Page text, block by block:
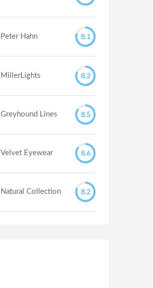
Peter Hahn 8.1
MillerLights 8.2
Greyhound Lines 8.5
Velvet Eyewear 8.6
Natural Collection 8.2